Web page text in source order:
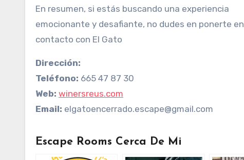
En resumen, si estás buscando una experiencia
emocionante y desafiante, no dudes en ponerte en
contacto con El Gato
Dirección:
Teléfono: 665 47 87 30
Web: winersreus.com
Email: elgatoencerrado.escape@gmail.com
Escape Rooms Cerca De Mi